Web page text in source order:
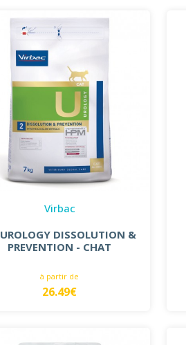
Virbac
DISSOLUTION &
PREVENTION - CHAT
à partir de
26.49€